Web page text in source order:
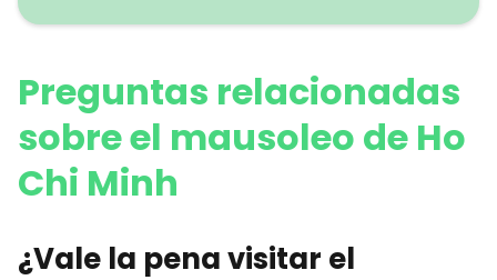
Preguntas relacionadas
sobre el mausoleo de Ho
Chi Minh
¿Vale la pena visitar el